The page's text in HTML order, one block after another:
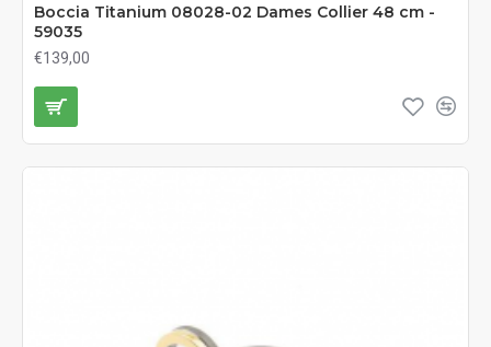
Boccia Titanium 08028-02 Dames Collier 48 cm -
59035
€139,00